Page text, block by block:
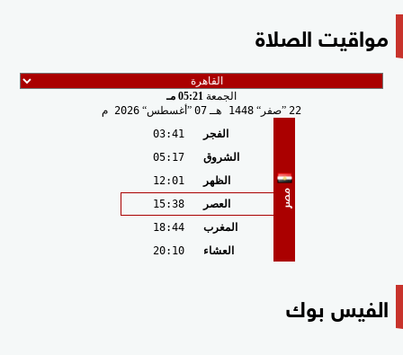
مواقيت الصلاة
الجمعة 05:21 مـ
22 صفر 1448 هـ 07 أغسطس 2026 م
مصر
الفجر
03:41
الشروق
05:17
الظهر
12:01
العصر
15:38
المغرب
18:44
العشاء
20:10
الفيس بوك